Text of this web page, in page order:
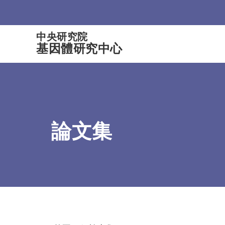
中央研究院
基因體研究中心
論文集